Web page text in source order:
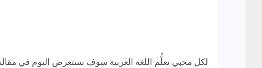
لكل محبي تعلُّم اللغة العربية سوف نستعرض اليوم في